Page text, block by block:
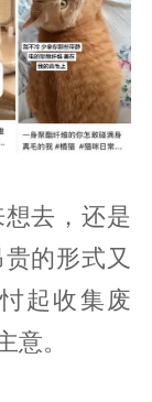
去，还是
的形式又
起收集废
意。